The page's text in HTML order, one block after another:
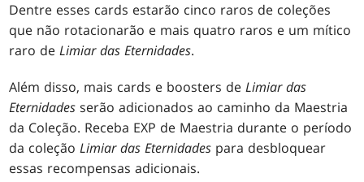
Dentre esses cards estarão cinco raros de coleções
que não rotacionarão e mais quatro raros e um mítico
raro deLimiar das Eternidades.
Além disso, mais cards e boosters deLimiar das
Eternidades serão adicionados ao caminho da Maestria
da Coleção. Receba EXP de Maestria durante o período
da coleçãoLimiar das Eternidades para desbloquear
essas recompensas adicionais.